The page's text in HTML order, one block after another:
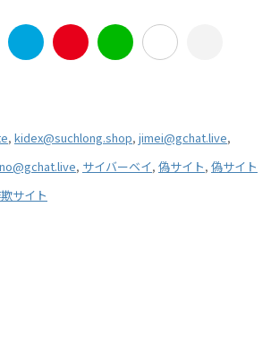
, kidex@suchlong.shop, jimei@gchat.live,
, サイバーベイ, 偽サイト, 偽サイト
サイト